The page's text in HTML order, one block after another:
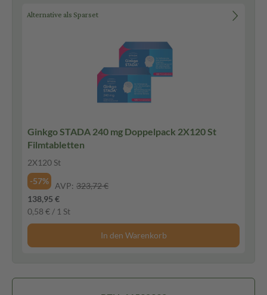
Alternative als Sparset
Ginkgo STADA 240 mg Doppelpack 2X120 St
Filmtabletten
2X120 St
-57%
AVP: 323,72 €
138,95 €
0,58 € / 1 St
In den Warenkorb